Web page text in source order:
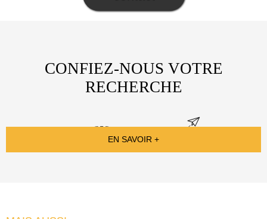
CONFIEZ-NOUS VOTRE
RECHERCHE
EN SAVOIR +